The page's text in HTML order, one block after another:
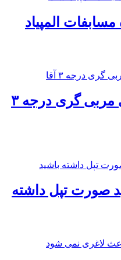
المپیاد
کلاس تئوری مربی گری درجه ۳
صورت تپل داشته